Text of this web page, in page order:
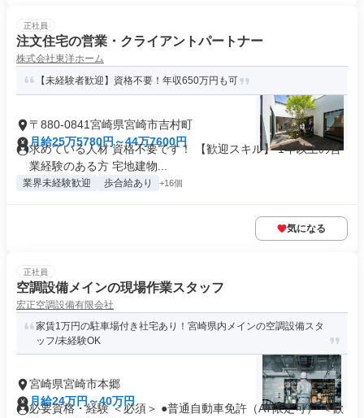
正社員
注文住宅の営業・クライアントパートナー
株式会社東洋ホーム
【未経験者歓迎】資格不要！年収650万円も可
〒880-0841宮崎県宮崎市吉村町
月給25万5780円～44万7600円
求めている人材 資格不要です！ 【歓迎スキル】 1年以上の営
業経験のある方 宅地建物...
業界未経験歓迎 歩合給あり +16個
気になる
正社員
空調設備メインの現場作業スタッフ
宏正空調設備有限会社
家賃1万円の駐車場付き社宅あり！宮崎県内メインの空調設備スタ
ッフ/未経験OK
宮崎県宮崎市本郷
月給24万円～40万円
必要資格・経験 ＜必須＞ ●普通自動車免許（AT限定可） ＜歓